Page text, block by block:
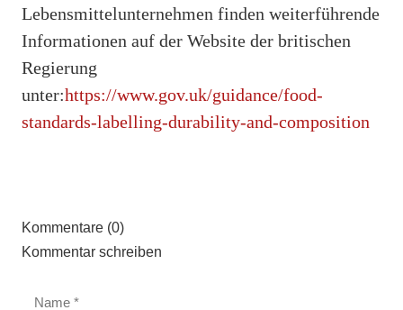
Lebensmittelunternehmen finden weiterführende
Informationen auf der Website der britischen
Regierung
unter:https://www.gov.uk/guidance/food-
standards-labelling-durability-and-composition
Kommentare (0)
Kommentar schreiben